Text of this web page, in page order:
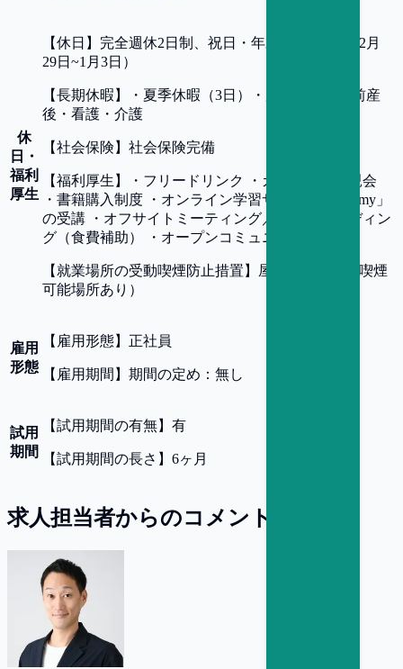
休
日・
福利
厚生
【休日 】 完全週休2日制、祝日・年末年始休暇（12月
29日~1月3日）
【長期休暇 】
・夏季休暇（3日）・慶弔休暇・産前産
後・看護・介護
【社会保険 】 社会保険完備
【福利厚生 】
・フリードリンク ・カジュアル懇親会
・書籍購入制度 ・オンライン学習サービス「Udemy」
の受講 ・オフサイトミーティング／チームビルディン
グ（食費補助） ・オープンコミュニケーション
【 就業場所の受動喫煙防止措置 】
屋内禁煙（屋内喫煙
可能場所あり）
雇用
形態
【 雇用形態】 正社員
【 雇用期間 】 期間の定め：無し
試用
期間
【試用期間の有無】 有
【試用期間の長さ 】 6ヶ月
求人担当者からのコメント